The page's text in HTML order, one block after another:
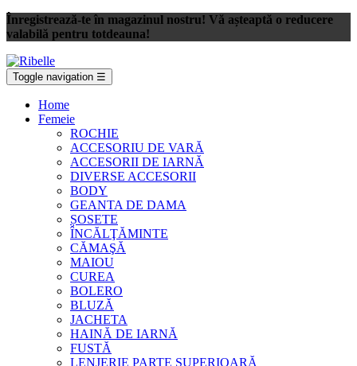
Înregistrează-te în magazinul nostru! Vă așteaptă o reducere
valabilă pentru totdeauna!
Toggle navigation ☰
Home
Femeie
ROCHIE
ACCESORIU DE VARĂ
ACCESORII DE IARNĂ
DIVERSE ACCESORII
BODY
GEANTA DE DAMA
ȘOSETE
ÎNCĂLŢĂMINTE
CĂMAŞĂ
MAIOU
CUREA
BOLERO
BLUZĂ
JACHETA
HAINĂ DE IARNĂ
FUSTĂ
LENJERIE PARTE SUPERIOARĂ